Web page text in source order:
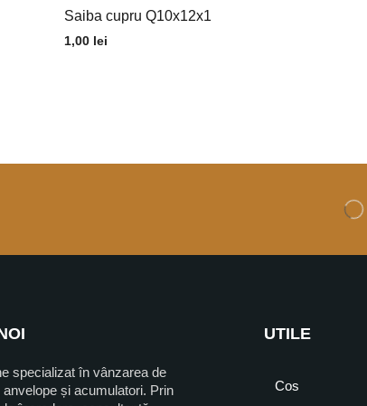
Saiba cupru Q10x12x1
1,00 lei
specializat în vânzarea de
și acumulatori. Prin
UTILE
Cos